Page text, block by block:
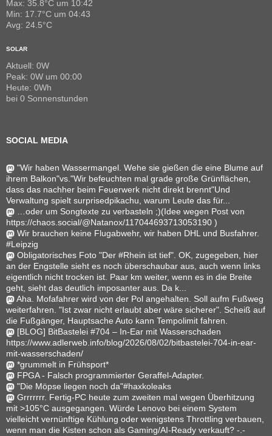
Max: 35.8°C um 10:42
Min: 17.7°C um 04:43
Avg: 24.5°C
SOLAR
Aktuell: 0W
Peak: 0W um 00:00
Heute: 0Wh
bei 0 Sonnenstunden
SOCIAL MEDIA
"Wir haben Wassermangel. Wehe sie gießen die eine Blume auf
ihrem Balkon"vs."Wir befeuchten mal grade große Grünflächen,
dass das nachher beim Feuerwerk nicht direkt brennt"Und
Verwaltung spielt surprisedpikachu, warum Leute das für...
…oder um Songtexte zu verbasteln ;)(Idee wegen Post von
https://chaos.social/@Natanox/117044693713053190 )
Wir brauchen keine Flugabwehr, wir haben DHL und Busfahrer.
#Leipzig
Obligatorisches Foto "Der #Rhein ist tief". OK, zugegeben, hier
an der Engstelle sieht es noch überschaubar aus, auch wenn links
eigentlich nicht trocken ist. Paar km weiter, wenn es in die Breite
geht, sieht das deutlich imposanter aus. Da k...
Aha. Mofafahrer wird von der Pol angehalten. Soll aufm Fußweg
weiterfahren. "Ist zwar nicht erlaubt aber wäre sicherer". Scheiß auf
die Fußgänger, Hauptsache Auto kann Tempolimit fahren.
[BLOG] BitBastelei #704 – In-Ear mit Wasserschaden
https://www.adlerweb.info/blog/2026/08/02/bitbastelei-704-in-ear-
mit-wasserschaden/
*grummelt in Frühsport*
FPGA - Falsch programmierter Geraffel-Adapter.
"Die Möpse liegen noch da"#haxkoleaks
Grrrrrrr. Fertig-PC heute zum zweiten mal wegen Überhitzung
mit >105°C ausgegangen. Würde Lenovo bei einem System
vielleicht vernünftige Kühlung oder wenigstens Throttling verbauen,
wenn man die Kisten schon als Gaming/AI-Ready verkauft? -.-